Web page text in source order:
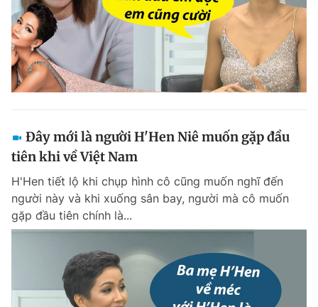
Đây mới là người H'Hen Niê muốn gặp đầu
tiên khi về Việt Nam
H'Hen tiết lộ khi chụp hình cô cũng muốn nghĩ đến
người này và khi xuống sân bay, người mà cô muốn
gặp đầu tiên chính là...